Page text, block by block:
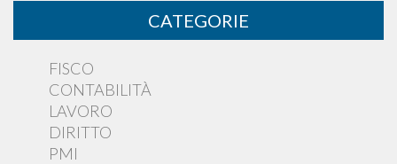
CATEGORIE
FISCO
CONTABILITÀ
LAVORO
DIRITTO
PMI